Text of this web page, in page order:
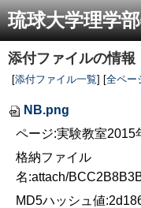
琉球大学理学
添付ファイルの情報
[添付ファイル一覧] [全ペー
NB.png
ページ:実験教室2015
格納ファイル
名:attach/
MD5ハッシュ値